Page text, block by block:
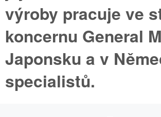
výroby pracuje ve
koncernu General
Japonsku a v
specialistů.